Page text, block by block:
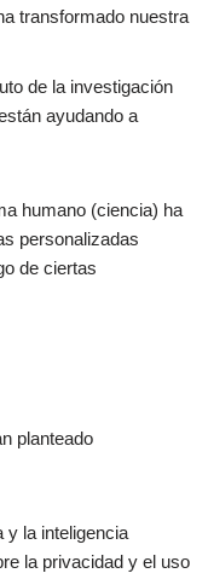
transformado nuestra
de la investigación
ayudando a
humano (ciencia) ha
personalizadas
de ciertas
planteado
y la inteligencia
la privacidad y el uso